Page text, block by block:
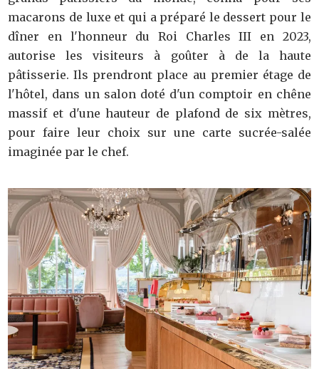
macarons de luxe et qui a préparé le dessert pour le
dîner en l'honneur du Roi Charles III en 2023,
autorise les visiteurs à goûter à de la haute
pâtisserie. Ils prendront place au premier étage de
l'hôtel, dans un salon doté d'un comptoir en chêne
massif et d'une hauteur de plafond de six mètres,
pour faire leur choix sur une carte sucrée-salée
imaginée par le chef.